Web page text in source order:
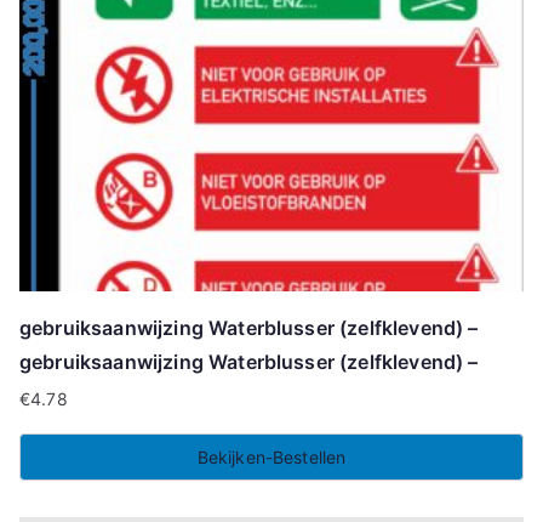
gebruiksaanwijzing Waterblusser (zelfklevend) –
gebruiksaanwijzing Waterblusser (zelfklevend) –
€4.78
Bekijken-Bestellen